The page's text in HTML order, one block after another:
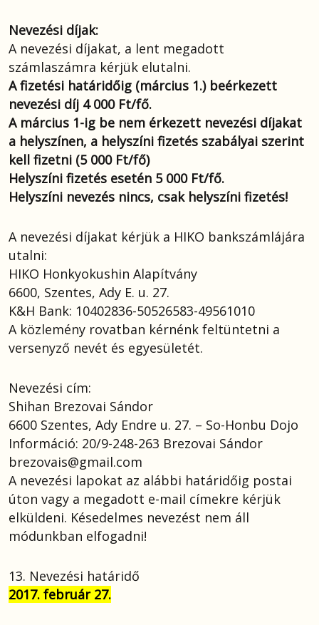
Nevezési díjak:
A nevezési díjakat, a lent megadott
számlaszámra kérjük elutalni.
A fizetési határidőig (március 1.) beérkezett
nevezési díj 4 000 Ft/fő.
A március 1-ig be nem érkezett nevezési díjakat
a helyszínen, a helyszíni fizetés szabályai szerint
kell fizetni (5 000 Ft/fő)
Helyszíni fizetés esetén 5 000 Ft/fő.
Helyszíni nevezés nincs, csak helyszíni fizetés!
A nevezési díjakat kérjük a HIKO bankszámlájára
utalni:
HIKO Honkyokushin Alapítvány
6600, Szentes, Ady E. u. 27.
K&H Bank: 10402836-50526583-49561010
A közlemény rovatban kérnénk feltüntetni a
versenyző nevét és egyesületét.
Nevezési cím:
Shihan Brezovai Sándor
6600 Szentes, Ady Endre u. 27. – So-Honbu Dojo
Információ: 20/9-248-263 Brezovai Sándor
brezovais@gmail.com
A nevezési lapokat az alábbi határidőig postai
úton vagy a megadott e-mail címekre kérjük
elküldeni. Késedelmes nevezést nem áll
módunkban elfogadni!
13. Nevezési határidő
2017. február 27.